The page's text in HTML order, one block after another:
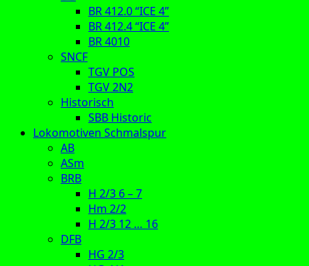
BR 412.0 “ICE 4”
BR 412.4 “ICE 4”
BR 4010
SNCF
TGV POS
TGV 2N2
Historisch
SBB Historic
Lokomotiven Schmalspur
AB
ASm
BRB
H 2/3 6 – 7
Hm 2/2
H 2/3 12 … 16
DFB
HG 2/3